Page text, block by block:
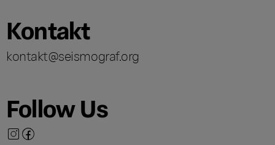
Kontakt
kontakt@seismograf.org
Follow Us